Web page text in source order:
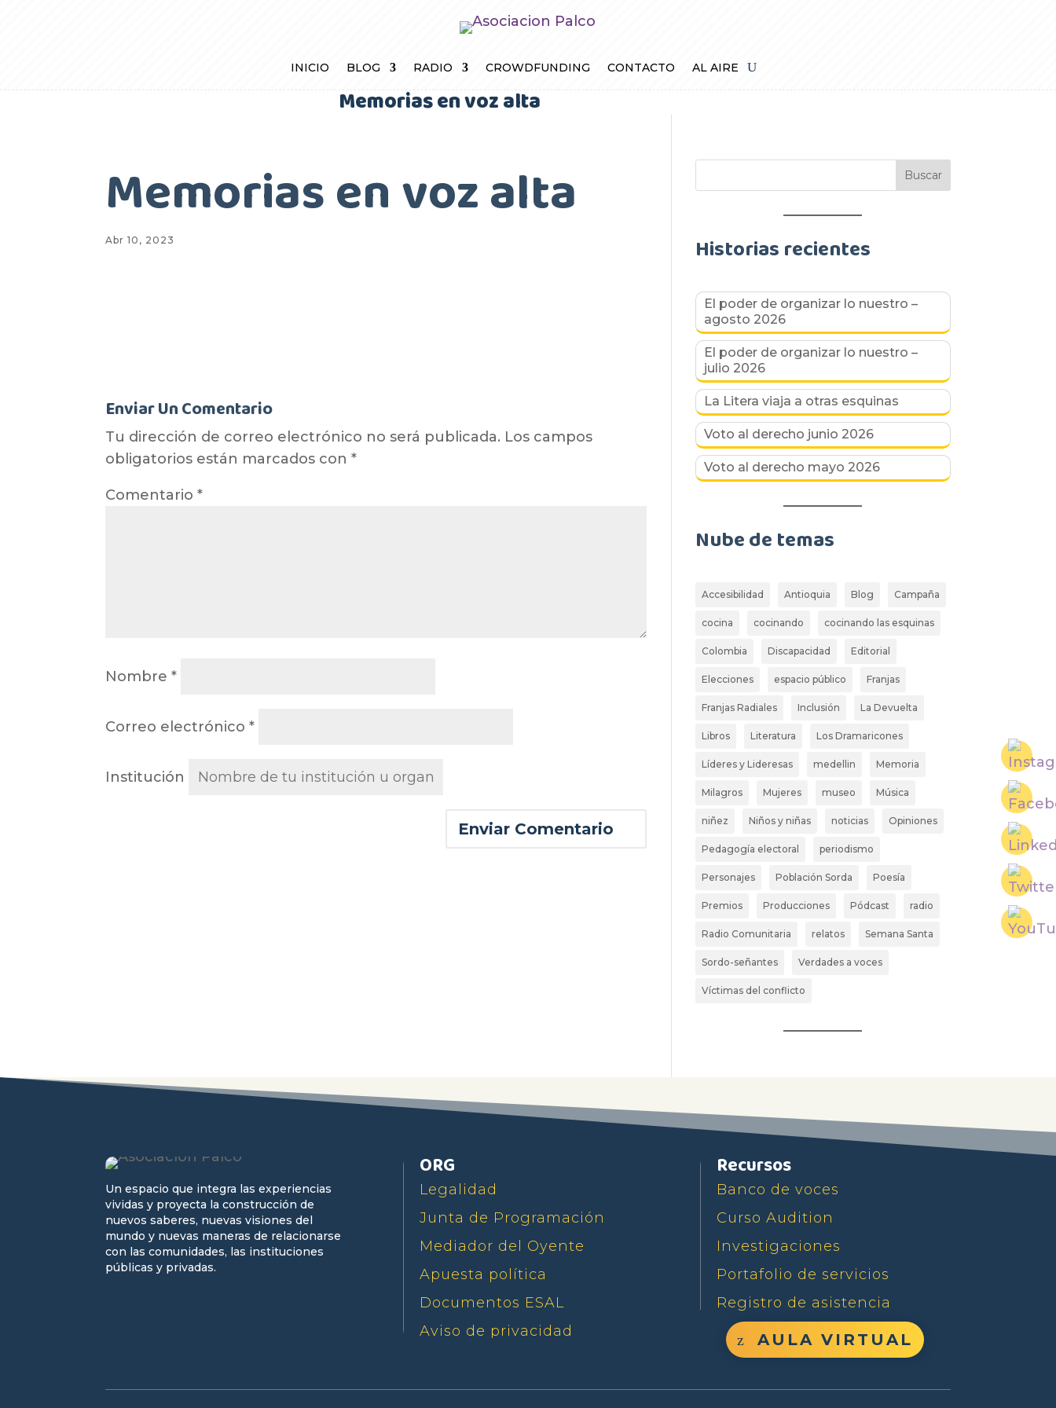
INICIO BLOG RADIO CROWDFUNDING CONTACTO AL AIRE
Memorias en voz alta
Memorias en voz alta
Abr 10, 2023
Enviar Un Comentario
Tu dirección de correo electrónico no será publicada. Los campos
obligatorios están marcados con*
Comentario*
Nombre*
Correo electrónico*
Institución
Historias recientes
El poder de organizar lo nuestro –
agosto 2026
El poder de organizar lo nuestro –
julio 2026
La Litera viaja a otras esquinas
Voto al derecho junio 2026
Voto al derecho mayo 2026
Nube de temas
Accesibilidad Antioquia Blog Campaña
cocina cocinando cocinando las esquinas
Colombia Discapacidad Editorial
Elecciones espacio público Franjas
Franjas Radiales Inclusión La Devuelta
Libros Literatura Los Dramaricones
Líderes y Lideresas medellin Memoria
Milagros Mujeres museo Música
niñez Niños y niñas noticias Opiniones
Pedagogía electoral periodismo
Personajes Población Sorda Poesía
Premios Producciones Pódcast radio
Radio Comunitaria relatos Semana Santa
Sordo-señantes Verdades a voces
Víctimas del conflicto
Un espacio que integra las experiencias
vividas y proyecta la construcción de
nuevos saberes, nuevas visiones del
mundo y nuevas maneras de relacionarse
con las comunidades, las instituciones
públicas y privadas.
ORG
Legalidad
Junta de Programación
Mediador del Oyente
Apuesta política
Documentos ESAL
Aviso de privacidad
Recursos
Banco de voces
Curso Audition
Investigaciones
Portafolio de servicios
Registro de asistencia
AULA VIRTUAL